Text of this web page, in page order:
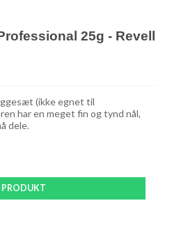
25g - Revell
(ikke egnet til
har en meget fin og tynd nål,
dele.
PRODUKT